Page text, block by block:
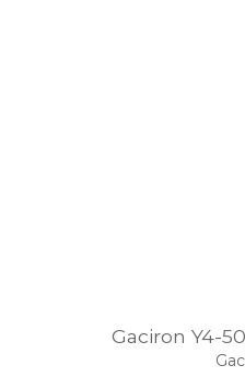
Gaciron Y4-